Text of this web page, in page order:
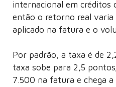
internacional em créditos
então o retorno real
aplicado na fatura e o
Por padrão, a taxa é de
taxa sobe para 2,5
7.500 na fatura e chega